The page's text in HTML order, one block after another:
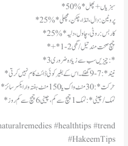
*50%* سبزیاں + پھل
*25%* پروٹین: دال، انڈا، چکن، مچھلی
*25%* کاربس: روٹی، چاول، دلیہ
*+* 1-2 چمچ صحت مند تیل/گھی
*3 چیزیں سب سے زیادہ ضروری:*
*نیند*: 7-9 گھنٹے۔ اس کے بغیر کوئی ڈائٹ کام نہیں کرتی
*حرکت*: 30 منٹ واک یا 150 منٹ ہفتہ وار ایکسرسائز
*نمک/چینی*: نمک 1 چمچ سے کم، چینی 6 چمچ سے کم روز
#healthtips #trend
#HakeemTips